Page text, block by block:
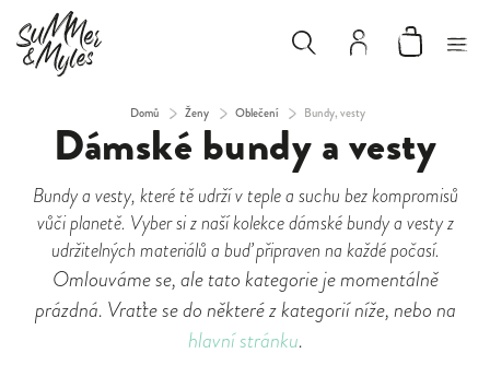
Domů / Ženy / Oblečení / Bundy, vesty
Dámské bundy a vesty
Bundy a vesty, které tě udrží v teple a suchu bez kompromisů
vůči planetě. Vyber si z naší kolekce dámské bundy a vesty z
udržitelných materiálů a buď připraven na každé počasí.
Omlouváme se, ale tato kategorie je momentálně
prázdná. Vraťte se do některé z kategorií níže, nebo na
hlavní stránku.